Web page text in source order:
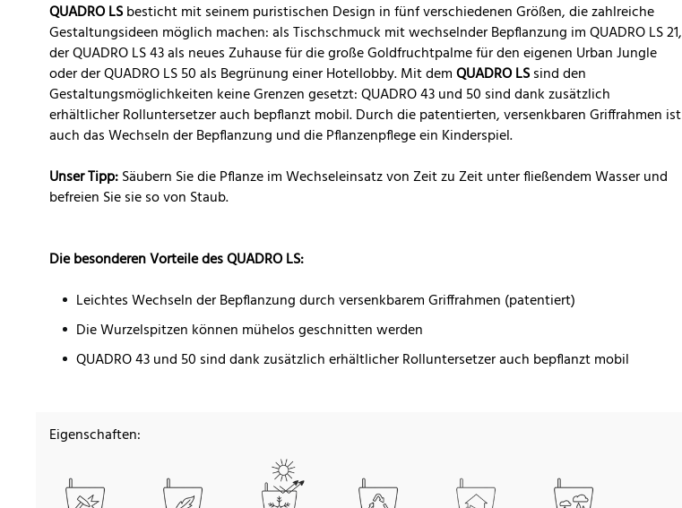
QUADRO LSbesticht mit seinem puristischen Design in fünf verschiedenen Größen, die zahlreiche
Gestaltungsideen möglich machen: als Tischschmuck mit wechselnder Bepflanzung im QUADRO LS 21,
der QUADRO LS 43 als neues Zuhause für die große Goldfruchtpalme für den eigenen Urban Jungle
oder der QUADRO LS 50 als Begrünung einer Hotellobby. Mit demQUADRO LSsind den
Gestaltungsmöglichkeiten keine Grenzen gesetzt: QUADRO 43 und 50 sind dank zusätzlich
erhältlicher Rolluntersetzer auch bepflanzt mobil. Durch die patentierten, versenkbaren Griffrahmen ist
auch das Wechseln der Bepflanzung und die Pflanzenpflege ein Kinderspiel.
Unser Tipp:Säubern Sie die Pflanze im Wechseleinsatz von Zeit zu Zeit unter fließendem Wasser und
befreien Sie sie so von Staub.
Die besonderen Vorteile des QUADRO LS:
Leichtes Wechseln der Bepflanzung durch versenkbarem Griffrahmen (patentiert)
Die Wurzelspitzen können mühelos geschnitten werden
QUADRO 43 und 50 sind dank zusätzlich erhältlicher Rolluntersetzer auch bepflanzt mobil
Eigenschaften: